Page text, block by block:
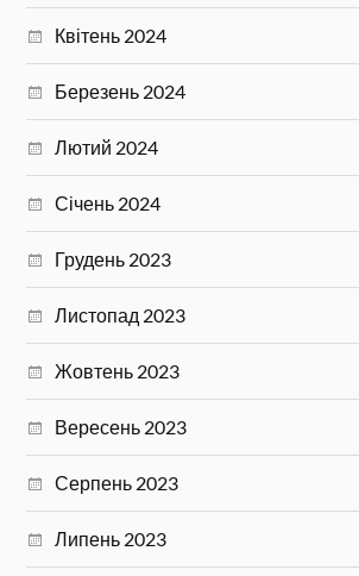
Квітень 2024
Березень 2024
Лютий 2024
Січень 2024
Грудень 2023
Листопад 2023
Жовтень 2023
Вересень 2023
Серпень 2023
Липень 2023